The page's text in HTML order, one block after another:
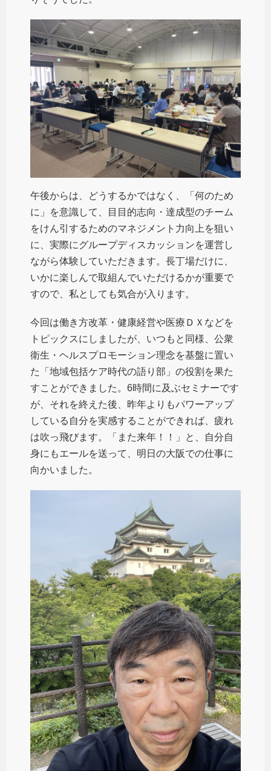
午後からは、どうするかではなく、「何のため
に」を意識して、目目的志向・達成型のチーム
をけん引するためのマネジメント力向上を狙い
に、実際にグループディスカッションを運営し
ながら体験していただきます。長丁場だけに、
いかに楽しんで取組んでいただけるかが重要で
すので、私としても気合が入ります。
今回は働き方改革・健康経営や医療ＤＸなどを
トピックスにしましたが、いつもと同様、公衆
衛生・ヘルスプロモーション理念を基盤に置い
た「地域包括ケア時代の語り部」の役割を果た
すことができました。6時間に及ぶセミナーです
が、それを終えた後、昨年よりもパワーアップ
している自分を実感することができれば、疲れ
は吹っ飛びます。「また来年！！」と、自分自
身にもエールを送って、明日の大阪での仕事に
向かいました。